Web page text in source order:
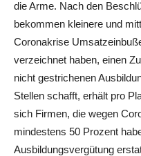
die Arme. Nach den
bekommen kleinere und
Coronakrise
verzeichnet haben, einen
nicht gestrichenen
Stellen schafft, erhält pro
sich Firmen, die wegen
mindestens 50 Prozent
Ausbildungsvergütung